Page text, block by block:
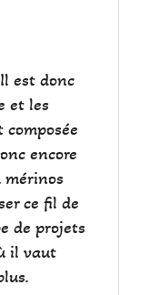
est donc
et les
composée
encore
ce fil de
de projets
il vaut